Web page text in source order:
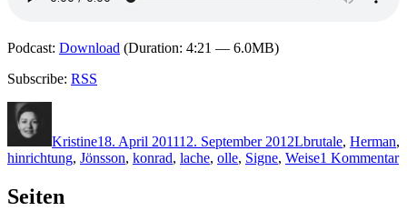
Podcast: Download (Duration: 4:21 — 6.0MB)
Subscribe: RSS
Kristine18. April 201112. September 2012Lbrutale, Herman,
hinrichtung, Jönsson, konrad, lache, olle, Signe, Weise1 Kommentar
Seiten